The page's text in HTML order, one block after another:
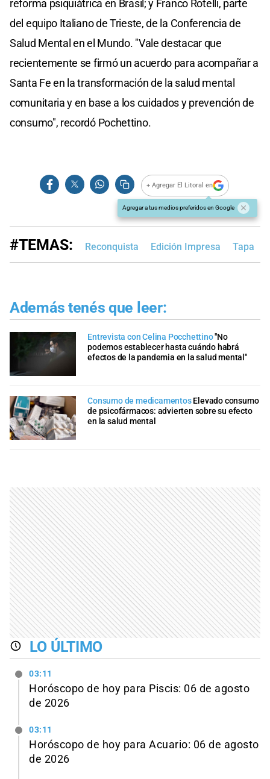
reforma psiquiátrica en Brasil; y Franco Rotelli, parte
del equipo Italiano de Trieste, de la Conferencia de
Salud Mental en el Mundo. "Vale destacar que
recientemente se firmó un acuerdo para acompañar a
Santa Fe en la transformación de la salud mental
comunitaria y en base a los cuidados y prevención de
consumo", recordó Pochettino.
+ Agregar El Litoral en
Agregar a tus medios preferidos en Google
#TEMAS: Reconquista Edición Impresa Tapa
Además tenés que leer:
Entrevista con Celina Pocchettino"No
podemos establecer hasta cuándo habrá
efectos de la pandemia en la salud mental"
Consumo de medicamentos Elevado consumo
de psicofármacos: advierten sobre su efecto
en la salud mental
LO ÚLTIMO
03:11
Horóscopo de hoy para Piscis: 06 de agosto
de 2026
03:11
Horóscopo de hoy para Acuario: 06 de agosto
de 2026